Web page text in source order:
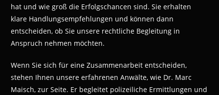
hat und wie groß die Erfolgschancen sind. Sie erhalten
klare Handlungsempfehlungen und können dann
entscheiden, ob Sie unsere rechtliche Begleitung in
Anspruch nehmen möchten.
Wenn Sie sich für eine Zusammenarbeit entscheiden,
stehen Ihnen unsere erfahrenen Anwälte, wie Dr. Marc
Maisch, zur Seite. Er begleitet polizeiliche Ermittlungen und